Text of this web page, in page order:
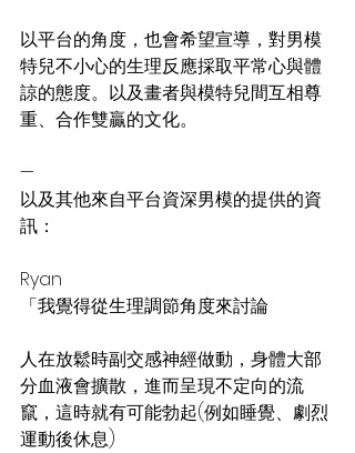
以平台的角度，也會希望宣導，對男模
特兒不小心的生理反應採取平常心與體
諒的態度。以及畫者與模特兒間互相尊
重、合作雙贏的文化。
—
以及其他來自平台資深男模的提供的資
訊：
Ryan
「我覺得從生理調節角度來討論
人在放鬆時副交感神經做動，身體大部
分血液會擴散，進而呈現不定向的流
竄，這時就有可能勃起(例如睡覺、劇烈
運動後休息)